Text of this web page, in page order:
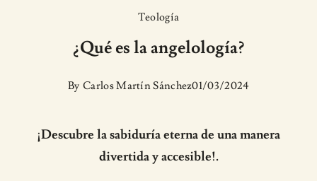
Teología
¿Qué es la angelología?
By Carlos Martín Sánchez01/03/2024
¡Descubre la sabiduría eterna de una manera
divertida y accesible!.